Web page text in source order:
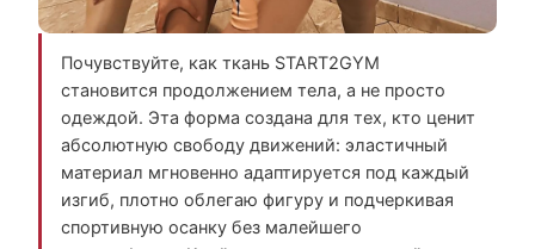
Почувствуйте, как ткань START2GYM
становится продолжением тела, а не просто
одеждой. Эта форма создана для тех, кто ценит
абсолютную свободу движений: эластичный
материал мгновенно адаптируется под каждый
изгиб, плотно облегаю фигуру и подчеркивая
спортивную осанку без малейшего